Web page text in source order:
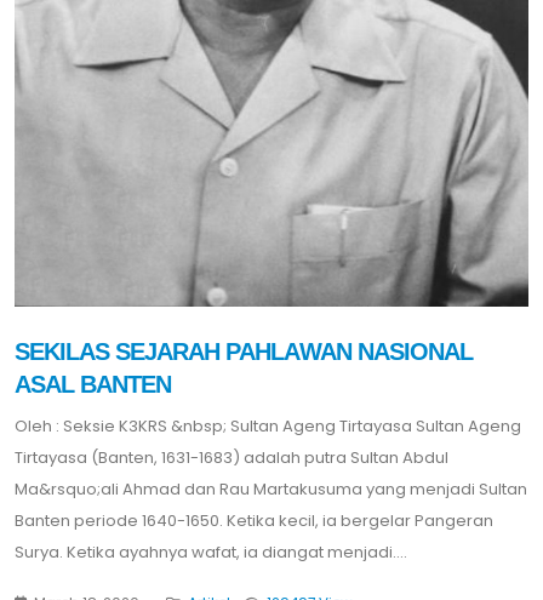
SEKILAS SEJARAH PAHLAWAN NASIONAL
ASAL BANTEN
Oleh : Seksie K3KRS &nbsp; Sultan Ageng Tirtayasa Sultan Ageng
Tirtayasa (Banten, 1631-1683) adalah putra Sultan Abdul
Ma&rsquo;ali Ahmad dan Rau Martakusuma yang menjadi Sultan
Banten periode 1640-1650. Ketika kecil, ia bergelar Pangeran
Surya. Ketika ayahnya wafat, ia diangat menjadi....